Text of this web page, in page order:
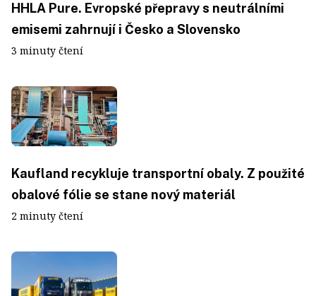
HHLA Pure. Evropské přepravy s neutrálními
emisemi zahrnují i Česko a Slovensko
3 minuty čtení
Kaufland recykluje transportní obaly. Z použité
obalové fólie se stane nový materiál
2 minuty čtení